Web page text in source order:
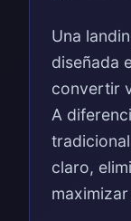
Una
diseñada
convertir
A
claro,